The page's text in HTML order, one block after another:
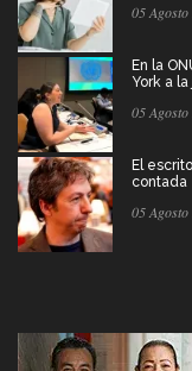
05
En la
York a
05
El
contada
05